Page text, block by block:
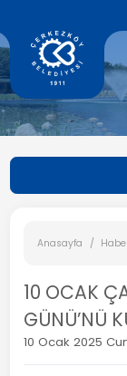
Anasayfa
10 OCAK
GÜNÜ’NÜ
10 Ocak 2025